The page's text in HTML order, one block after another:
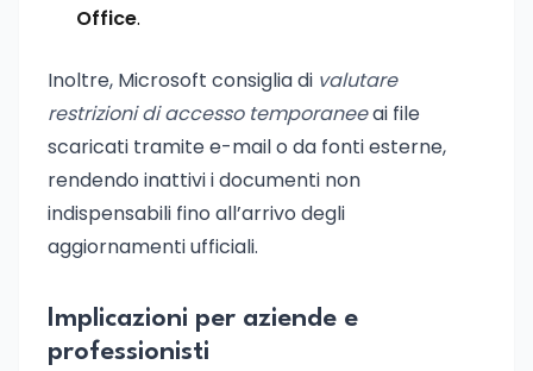
Office.
Inoltre, Microsoft consiglia di valutare
restrizioni di accesso temporaneeai file
scaricati tramite e-mail o da fonti esterne,
rendendo inattivi i documenti non
indispensabili fino all’arrivo degli
aggiornamenti ufficiali.
Implicazioni per aziende e
professionisti